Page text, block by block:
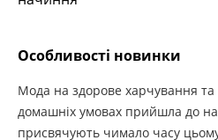
Особливості новинки
Мода на здорове харчування та
домашніх умовах прийшла до
присвячують чимало часу